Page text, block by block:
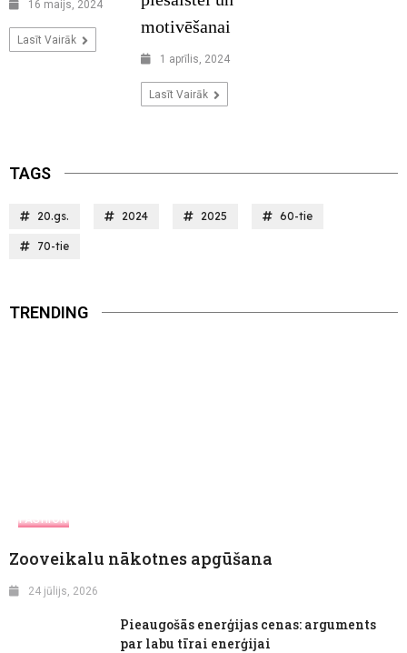
16 maijs, 2024
Lasīt Vairāk
motivēšanai
1 aprīlis, 2024
Lasīt Vairāk
TAGS
20.gs. 2024 2025 60-tie
70-tie
TRENDING
FASHION
Zooveikalu nākotnes apgūšana
24 jūlijs, 2026
Pieaugošās enerģijas cenas: arguments
par labu tīrai enerģijai